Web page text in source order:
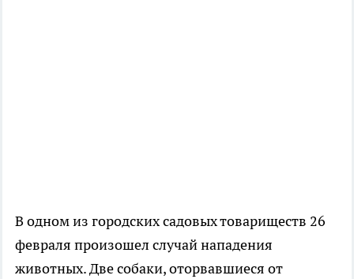
В одном из городских садовых товариществ 26
февраля произошел случай нападения
животных. Две собаки, оторвавшиеся от